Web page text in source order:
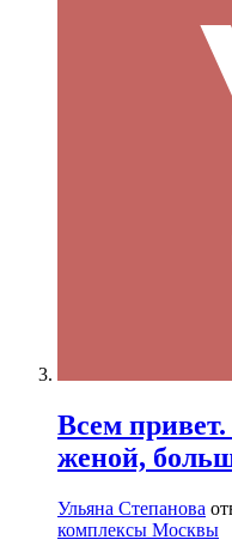
Всем
женой,
Ульяна Степанова
комплексы Москвы